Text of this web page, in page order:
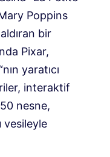
Poppins
bir
Pixar,
yaratıcı
interaktif
nesne,
vesileyle